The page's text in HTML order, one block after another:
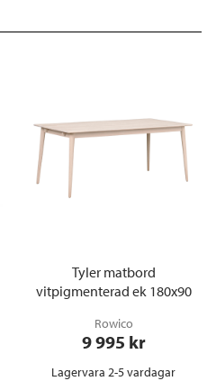
Tyler matbord
vitpigmenterad ek 180x90
Rowico
9 995 kr
Lagervara 2-5 vardagar